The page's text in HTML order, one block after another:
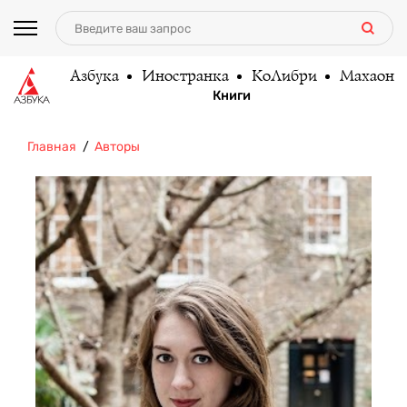
Азбука Иностранка КоЛибри Махаон
Книги
Главная Авторы